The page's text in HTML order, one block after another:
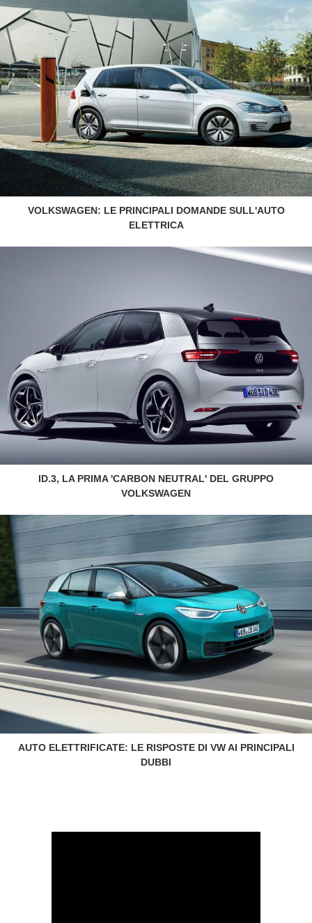
VOLKSWAGEN: LE PRINCIPALI DOMANDE SULL'AUTO
ELETTRICA
ID.3, LA PRIMA 'CARBON NEUTRAL' DEL GRUPPO
VOLKSWAGEN
AUTO ELETTRIFICATE: LE RISPOSTE DI VW AI PRINCIPALI
DUBBI